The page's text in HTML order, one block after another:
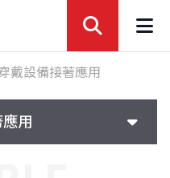
戴設備接著應用
用